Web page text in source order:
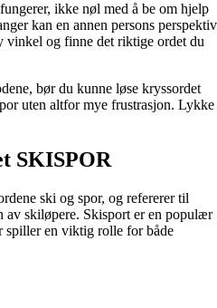
ikke nøl med å be om hjelp
kan en annen persons perspektiv
vinkel og finne det riktige ordet du
bør du kunne løse kryssordet
uten altfor mye frustrasjon. Lykke
SKISPOR
ski og spor, og refererer til
av skiløpere. Skisport er en populær
en viktig rolle for både